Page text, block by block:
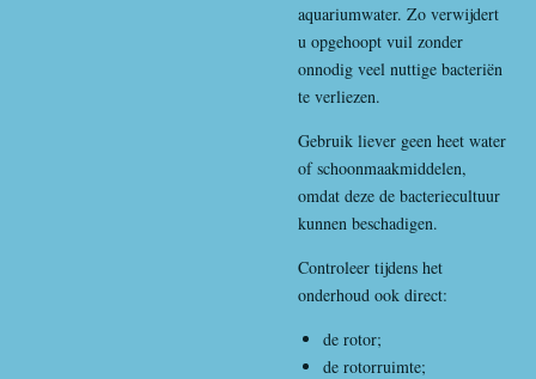
aquariumwater. Zo verwijdert
u opgehoopt vuil zonder
onnodig veel nuttige bacteriën
te verliezen.
Gebruik liever geen heet water
of schoonmaakmiddelen,
omdat deze de bacteriecultuur
kunnen beschadigen.
Controleer tijdens het
onderhoud ook direct:
de rotor;
de rotorruimte;